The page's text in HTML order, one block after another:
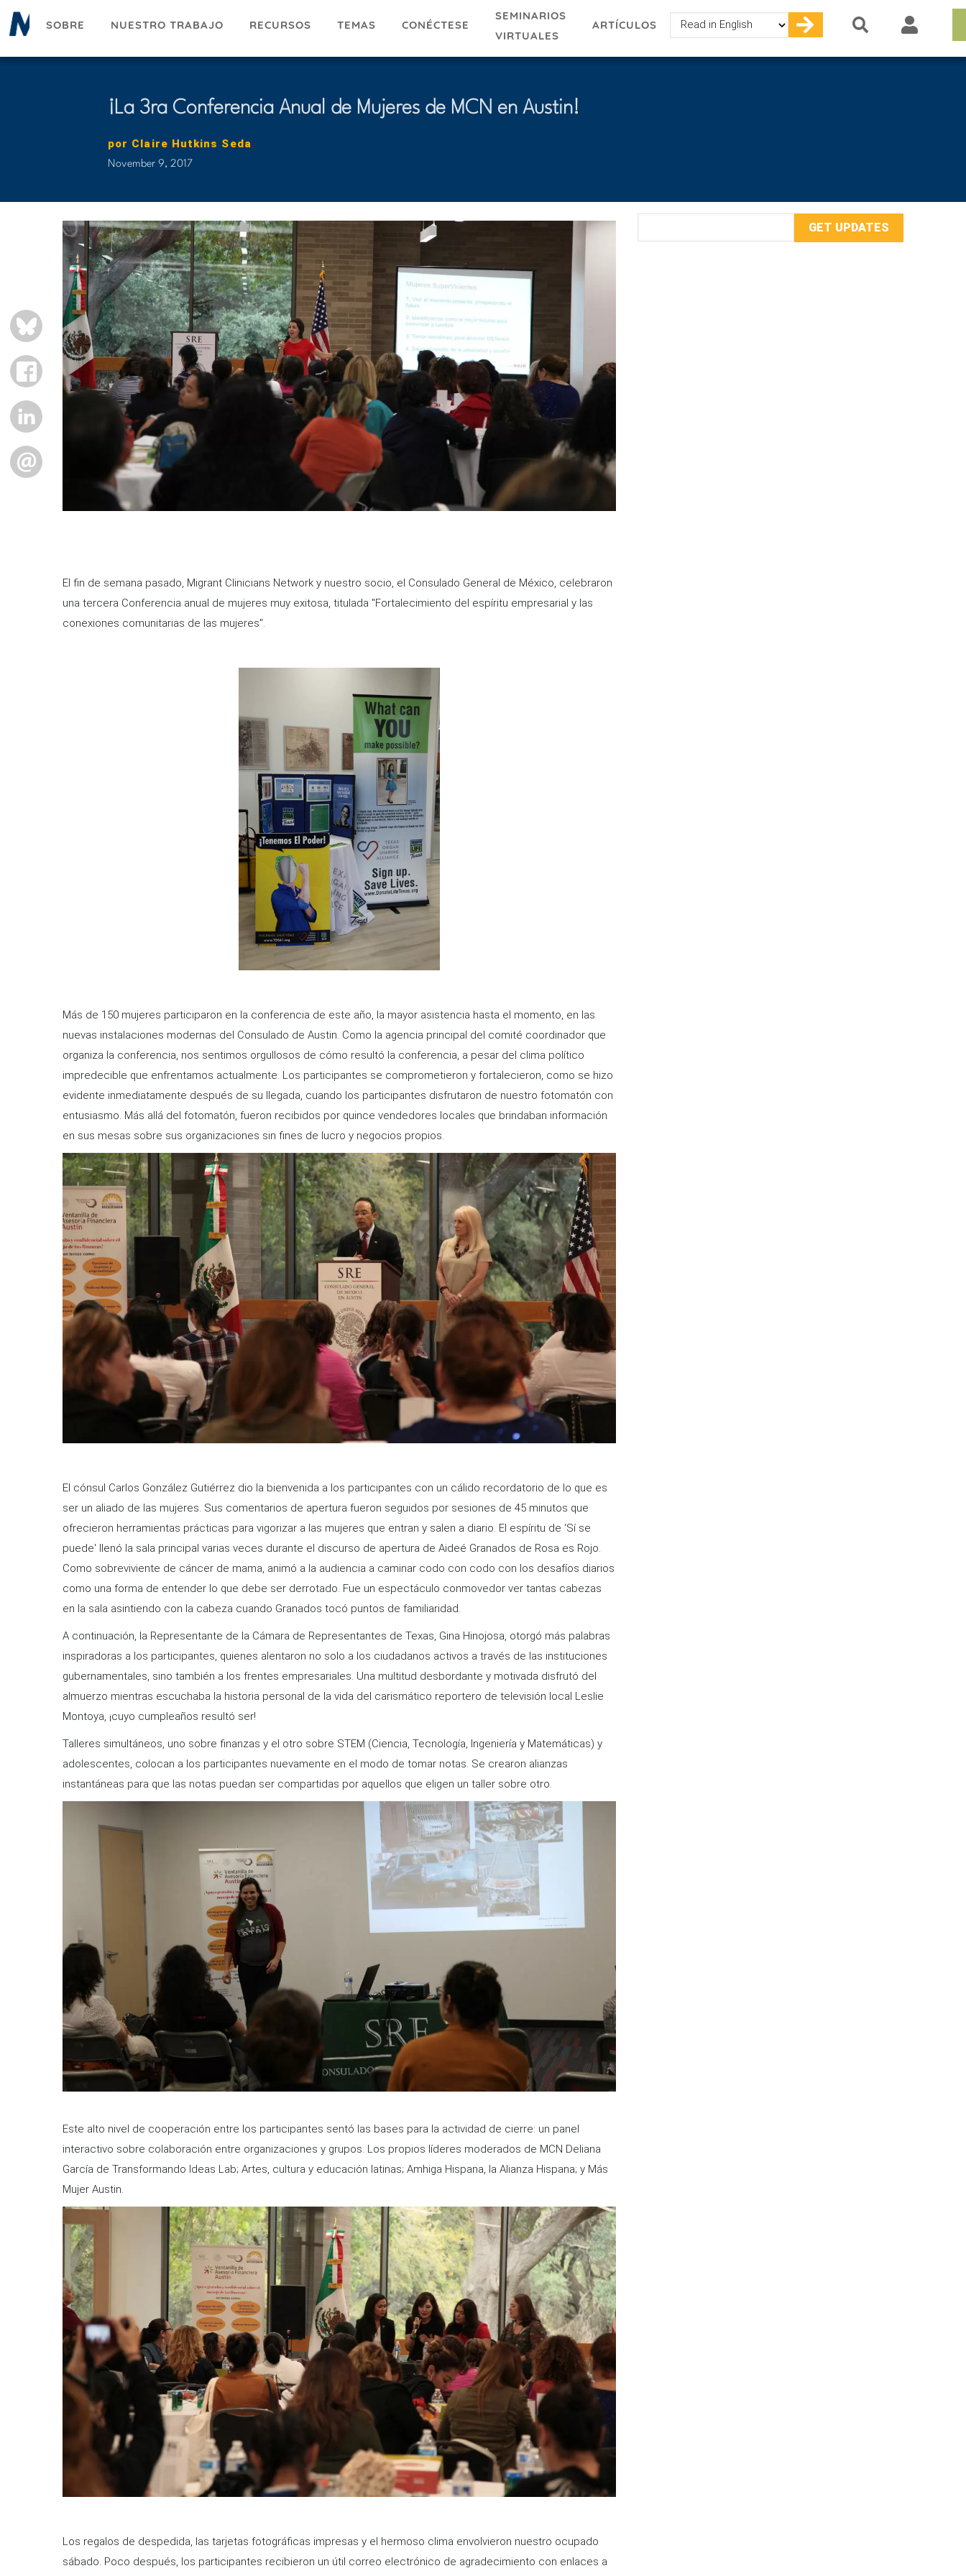
Pasar
SOBRE NUESTRO TRABAJO RECURSOS TEMAS CONÉCTESE
SEMINARIOS
VIRTUALES
ARTÍCULOS
Select
your
¡La 3ra Conferencia Anual de Mujeres de MCN en Austin!
por Claire Hutkins Seda
November 9, 2017
BLUESKY
FACEBOOK
LINKEDIN
EMAIL
El fin de semana pasado, Migrant Clinicians Network y nuestro socio, el Consulado General de México, celebraron
una tercera Conferencia anual de mujeres muy exitosa, titulada "Fortalecimiento del espíritu empresarial y las
conexiones comunitarias de las mujeres".
Más de 150 mujeres participaron en la conferencia de este año, la mayor asistencia hasta el momento, en las
nuevas instalaciones modernas del Consulado de Austin. Como la agencia principal del comité coordinador que
organiza la conferencia, nos sentimos orgullosos de cómo resultó la conferencia, a pesar del clima político
impredecible que enfrentamos actualmente. Los participantes se comprometieron y fortalecieron, como se hizo
evidente inmediatamente después de su llegada, cuando los participantes disfrutaron de nuestro fotomatón con
entusiasmo. Más allá del fotomatón, fueron recibidos por quince vendedores locales que brindaban información
en sus mesas sobre sus organizaciones sin fines de lucro y negocios propios.
El cónsul Carlos González Gutiérrez dio la bienvenida a los participantes con un cálido recordatorio de lo que es
ser un aliado de las mujeres. Sus comentarios de apertura fueron seguidos por sesiones de 45 minutos que
ofrecieron herramientas prácticas para vigorizar a las mujeres que entran y salen a diario. El espíritu de 'Sí se
puede' llenó la sala principal varias veces durante el discurso de apertura de Aideé Granados de Rosa es Rojo.
Como sobreviviente de cáncer de mama, animó a la audiencia a caminar codo con codo con los desafíos diarios
como una forma de entender lo que debe ser derrotado. Fue un espectáculo conmovedor ver tantas cabezas
en la sala asintiendo con la cabeza cuando Granados tocó puntos de familiaridad.
A continuación, la Representante de la Cámara de Representantes de Texas, Gina Hinojosa, otorgó más palabras
inspiradoras a los participantes, quienes alentaron no solo a los ciudadanos activos a través de las instituciones
gubernamentales, sino también a los frentes empresariales. Una multitud desbordante y motivada disfrutó del
almuerzo mientras escuchaba la historia personal de la vida del carismático reportero de televisión local Leslie
Montoya, ¡cuyo cumpleaños resultó ser!
Talleres simultáneos, uno sobre finanzas y el otro sobre STEM (Ciencia, Tecnología, Ingeniería y Matemáticas) y
adolescentes, colocan a los participantes nuevamente en el modo de tomar notas. Se crearon alianzas
instantáneas para que las notas puedan ser compartidas por aquellos que eligen un taller sobre otro.
Este alto nivel de cooperación entre los participantes sentó las bases para la actividad de cierre: un panel
interactivo sobre colaboración entre organizaciones y grupos. Los propios líderes moderados de MCN Deliana
García de Transformando Ideas Lab; Artes, cultura y educación latinas; Amhiga Hispana, la Alianza Hispana; y Más
Mujer Austin.
Los regalos de despedida, las tarjetas fotográficas impresas y el hermoso clima envolvieron nuestro ocupado
sábado. Poco después, los participantes recibieron un útil correo electrónico de agradecimiento con enlaces a
Address